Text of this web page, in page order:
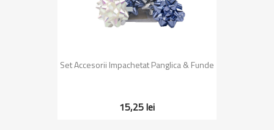
Set Accesorii Impachetat Panglica & Funde
15,25 lei